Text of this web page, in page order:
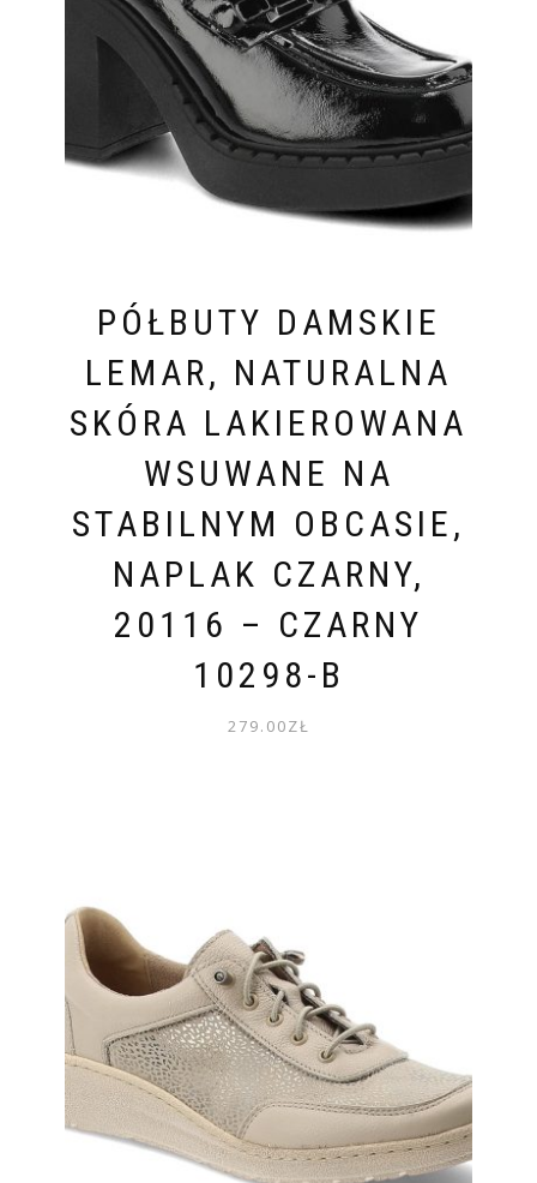
PÓŁBUTY DAMSKIE
LEMAR, NATURALNA
SKÓRA LAKIEROWANA
WSUWANE NA
STABILNYM OBCASIE,
NAPLAK CZARNY,
20116 – CZARNY
10298-B
279.00ZŁ